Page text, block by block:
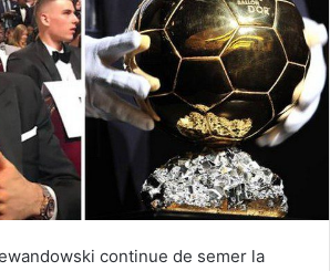
continue de semer la